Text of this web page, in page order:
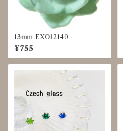
13mm EXO12140
¥755